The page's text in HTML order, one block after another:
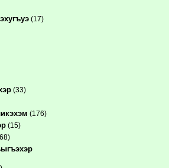
(17)
(33)
(176)
(15)